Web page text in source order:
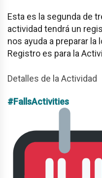
Esta es la segunda de
actividad tendrá un
nos ayuda a preparar la
Registro es para la
Detalles de la Actividad
#FallsActivities